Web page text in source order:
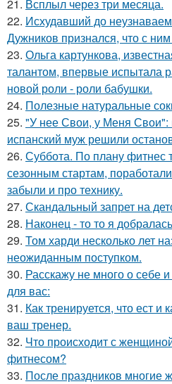
21. Всплыл через три месяца.
22. Исхудавший до
Дужников признался, что с
23. Ольга картункова,
талантом, впервые испытала
новой роли - роли бабушки.
24. Полезные натуральные
25. "У нее Свои, у Меня Свои":
испанский муж решили
26. Суббота. По плану фитнес
сезонным стартам,
забыли и про технику.
27. Скандальный запрет на
28. Наконец - то то я
29. Том харди несколько лет
неожиданным поступком.
30. Расскажу не много о себе
для вас:
31. Как тренируется, что ест
ваш тренер.
32. Что происходит с
фитнесом?
33. После праздников